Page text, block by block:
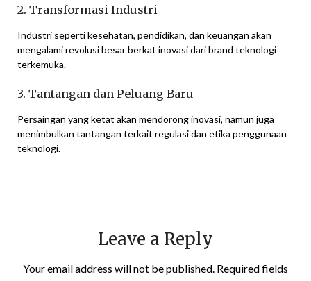
2. Transformasi Industri
Industri seperti kesehatan, pendidikan, dan keuangan akan
mengalami revolusi besar berkat inovasi dari brand teknologi
terkemuka.
3. Tantangan dan Peluang Baru
Persaingan yang ketat akan mendorong inovasi, namun juga
menimbulkan tantangan terkait regulasi dan etika penggunaan
teknologi.
Leave a Reply
Your email address will not be published. Required fields